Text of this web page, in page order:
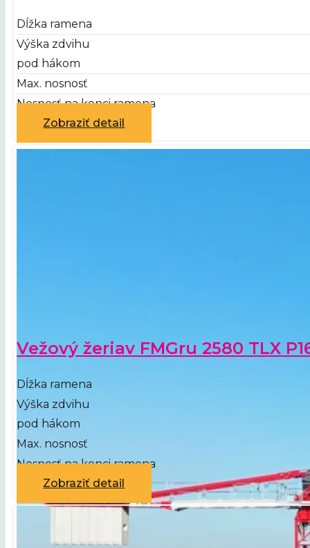
Dĺžka ramena
Výška zdvihu
pod hákom
Max. nosnosť
Nosnosť na konci ramena
Zobraziť detail
Vežový žeriav FMGru 2580 TLX
Dĺžka ramena
Výška zdvihu
pod hákom
Max. nosnosť
Nosnosť na konci ramena
Zobraziť detail